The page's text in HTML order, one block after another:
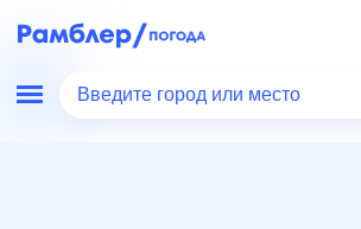
Введите город или место